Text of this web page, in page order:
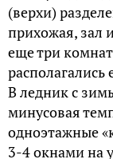
(верхи)
прихожая, зал
еще три
В ледник с
минусовая
одноэтажные
3-4 окнами на